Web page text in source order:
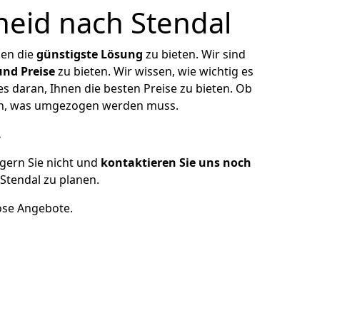
nach Stendal
diegünstigste Lösung zu bieten. Wir sind
Preisezu bieten. Wir wissen, wie wichtig es
daran, Ihnen die besten Preise zu bieten. Ob
was umgezogen werden muss.
Sie nicht und kontaktieren Sie uns noch
zu planen.
Angebote.